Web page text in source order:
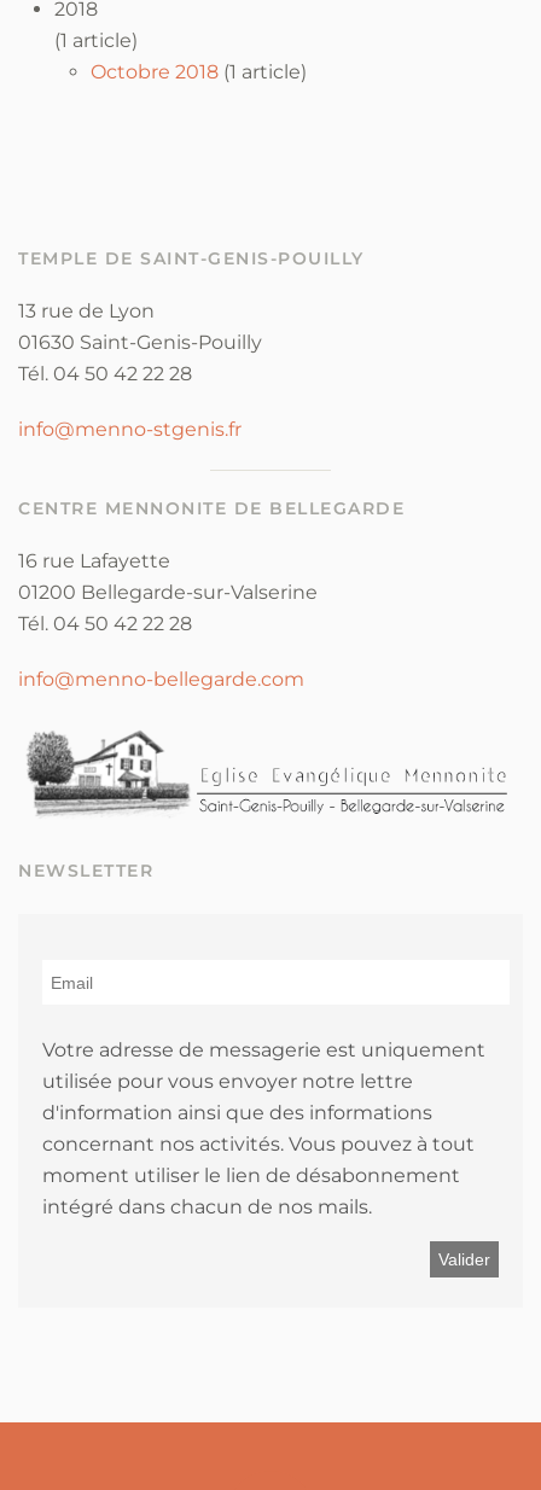
2018
(1 article)
Octobre 2018 (1 article)
TEMPLE DE SAINT-GENIS-POUILLY
13 rue de Lyon
01630 Saint-Genis-Pouilly
Tél. 04 50 42 22 28
info@menno-stgenis.fr
CENTRE MENNONITE DE BELLEGARDE
16 rue Lafayette
01200 Bellegarde-sur-Valserine
Tél. 04 50 42 22 28
info@menno-bellegarde.com
NEWSLETTER
Votre adresse de messagerie est uniquement
utilisée pour vous envoyer notre lettre
d'information ainsi que des informations
concernant nos activités. Vous pouvez à tout
moment utiliser le lien de désabonnement
intégré dans chacun de nos mails.